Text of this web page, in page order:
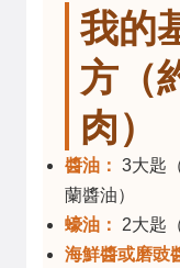
我的
方（
肉）
醬油： 3大匙
蘭醬油）
蠔油：
2大匙
海鮮醬或磨豉